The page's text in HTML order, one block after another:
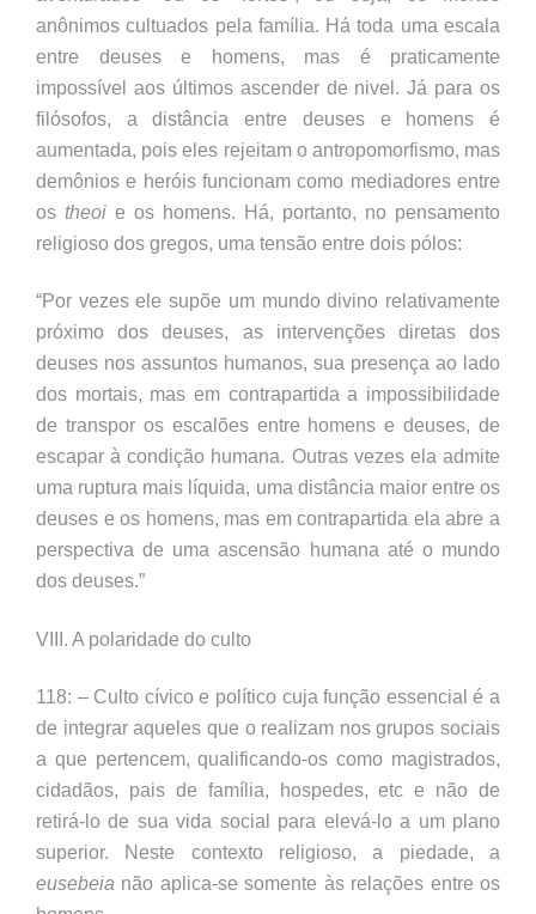
anônimos cultuados pela família. Há toda uma escala
entre deuses e homens, mas é praticamente
impossível aos últimos ascender de nivel. Já para os
filósofos, a distância entre deuses e homens é
aumentada, pois eles rejeitam o antropomorfismo, mas
demônios e heróis funcionam como mediadores entre
os theoi e os homens. Há, portanto, no pensamento
religioso dos gregos, uma tensão entre dois pólos:
“Por vezes ele supõe um mundo divino relativamente
próximo dos deuses, as intervenções diretas dos
deuses nos assuntos humanos, sua presença ao lado
dos mortais, mas em contrapartida a impossibilidade
de transpor os escalões entre homens e deuses, de
escapar à condição humana. Outras vezes ela admite
uma ruptura mais líquida, uma distância maior entre os
deuses e os homens, mas em contrapartida ela abre a
perspectiva de uma ascensão humana até o mundo
dos deuses.”
VIII. A polaridade do culto
118: – Culto cívico e político cuja função essencial é a
de integrar aqueles que o realizam nos grupos sociais
a que pertencem, qualificando-os como magistrados,
cidadãos, pais de família, hospedes, etc e não de
retirá-lo de sua vida social para elevá-lo a um plano
superior. Neste contexto religioso, a piedade, a
eusebeia não aplica-se somente às relações entre os